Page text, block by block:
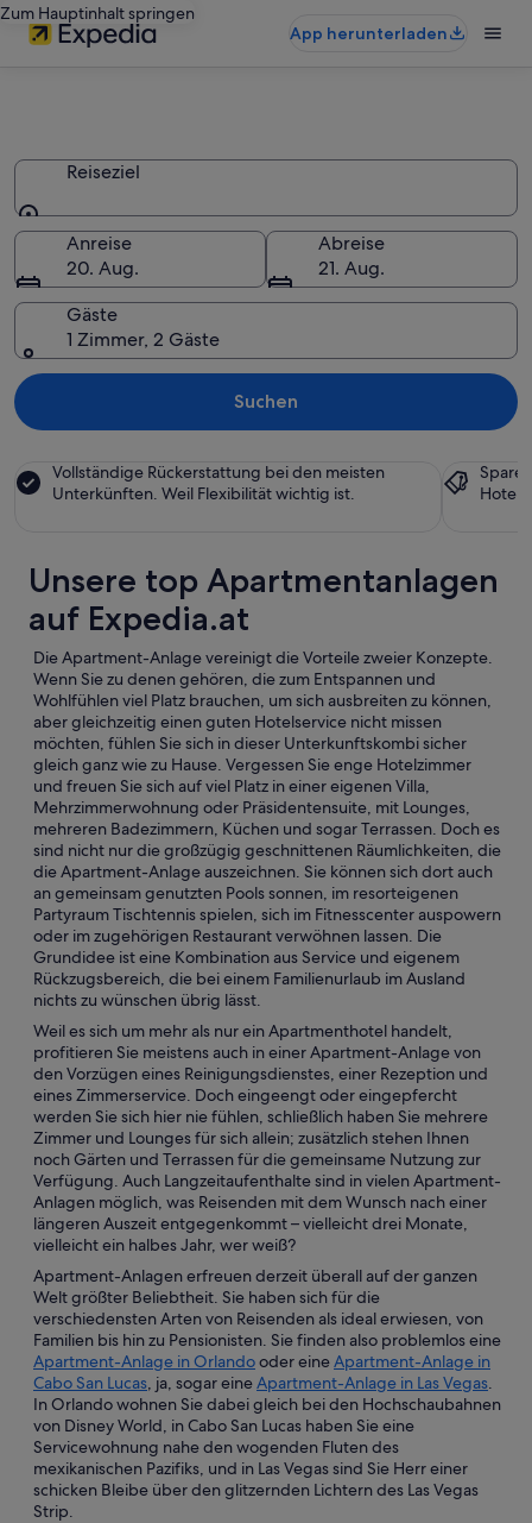
Zum Hauptinhalt springen
App herunterladen
Reiseziel
Reiseziel
Anreise
20. Aug.
Abreise
21. Aug.
Gäste
1 Zimmer, 2 Gäste
Suchen
Vollständige Rückerstattung bei den meisten
Unterkünften. Weil Flexibilität wichtig ist.
Unsere top Apartmentanlagen
auf Expedia.at
Die Apartment-Anlage vereinigt die Vorteile zweier Konzepte.
Wenn Sie zu denen gehören, die zum Entspannen und
Wohlfühlen viel Platz brauchen, um sich ausbreiten zu können,
aber gleichzeitig einen guten Hotelservice nicht missen
möchten, fühlen Sie sich in dieser Unterkunftskombi sicher
gleich ganz wie zu Hause. Vergessen Sie enge Hotelzimmer
und freuen Sie sich auf viel Platz in einer eigenen Villa,
Mehrzimmerwohnung oder Präsidentensuite, mit Lounges,
mehreren Badezimmern, Küchen und sogar Terrassen. Doch es
sind nicht nur die großzügig geschnittenen Räumlichkeiten, die
die Apartment-Anlage auszeichnen. Sie können sich dort auch
an gemeinsam genutzten Pools sonnen, im resorteigenen
Partyraum Tischtennis spielen, sich im Fitnesscenter auspowern
oder im zugehörigen Restaurant verwöhnen lassen. Die
Grundidee ist eine Kombination aus Service und eigenem
Rückzugsbereich, die bei einem Familienurlaub im Ausland
nichts zu wünschen übrig lässt.
Weil es sich um mehr als nur ein Apartmenthotel handelt,
profitieren Sie meistens auch in einer Apartment-Anlage von
den Vorzügen eines Reinigungsdienstes, einer Rezeption und
eines Zimmerservice. Doch eingeengt oder eingepfercht
werden Sie sich hier nie fühlen, schließlich haben Sie mehrere
Zimmer und Lounges für sich allein; zusätzlich stehen Ihnen
noch Gärten und Terrassen für die gemeinsame Nutzung zur
Verfügung. Auch Langzeitaufenthalte sind in vielen Apartment-
Anlagen möglich, was Reisenden mit dem Wunsch nach einer
längeren Auszeit entgegenkommt – vielleicht drei Monate,
vielleicht ein halbes Jahr, wer weiß?
Apartment-Anlagen erfreuen derzeit überall auf der ganzen
Welt größter Beliebtheit. Sie haben sich für die
verschiedensten Arten von Reisenden als ideal erwiesen, von
Familien bis hin zu Pensionisten. Sie finden also problemlos eine
Apartment-Anlage in Orlandooder eineApartment-Anlage in
Cabo San Lucas, ja, sogar eineApartment-Anlage in Las Vegas.
In Orlando wohnen Sie dabei gleich bei den Hochschaubahnen
von Disney World, in Cabo San Lucas haben Sie eine
Servicewohnung nahe den wogenden Fluten des
mexikanischen Pazifiks, und in Las Vegas sind Sie Herr einer
schicken Bleibe über den glitzernden Lichtern des Las Vegas
Strip.